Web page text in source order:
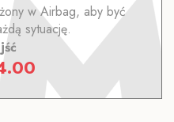
w Airbag, aby być
sytuację.